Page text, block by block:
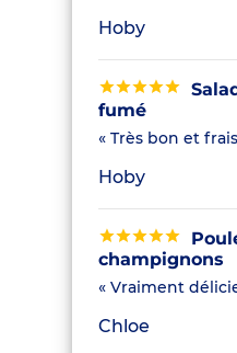
Hoby
fumé
« Très bon et
Hoby
champignons
« Vraiment
Chloe